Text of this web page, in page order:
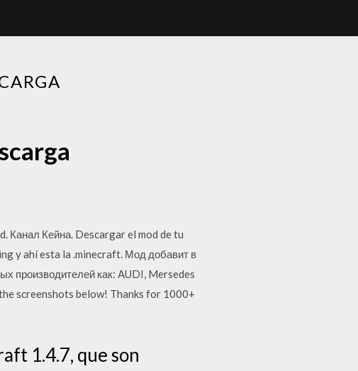
Кейна. Descargar el mod de tu
y ahí esta la .minecraft. Мод добавит в
производителей как: AUDI, Mersedes
screenshots below! Thanks for 1000+
1.4.7, que son